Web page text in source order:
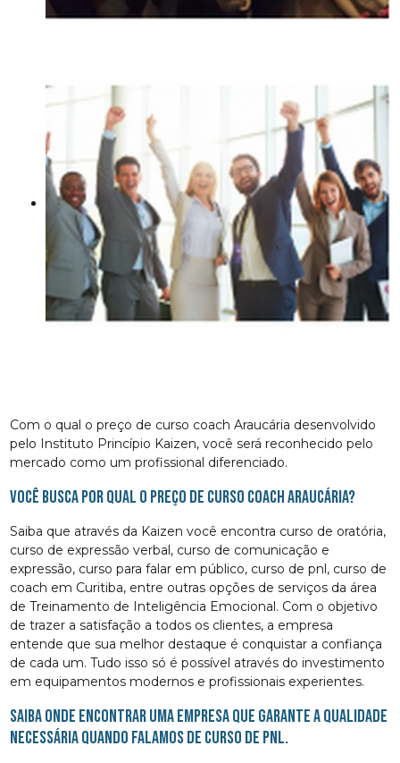
Com o qual o preço de curso coach Araucária desenvolvido
pelo Instituto Princípio Kaizen, você será reconhecido pelo
mercado como um profissional diferenciado.
Você busca por qual o preço de curso coach Araucária?
Saiba que através da Kaizen você encontra curso de oratória,
curso de expressão verbal, curso de comunicação e
expressão, curso para falar em público, curso de pnl, curso de
coach em Curitiba, entre outras opções de serviços da área
de Treinamento de Inteligência Emocional. Com o objetivo
de trazer a satisfação a todos os clientes, a empresa
entende que sua melhor destaque é conquistar a confiança
de cada um. Tudo isso só é possível através do investimento
em equipamentos modernos e profissionais experientes.
Saiba onde encontrar uma empresa que garante a qualidade
necessária quando falamos de curso de pnl.